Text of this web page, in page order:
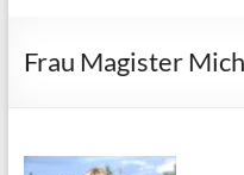
Frau Magister